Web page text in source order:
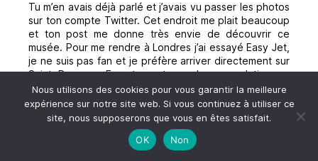
Tu m’en avais déjà parlé et j’avais vu passer les photos
sur ton compte Twitter. Cet endroit me plait beaucoup
et ton post me donne très envie de découvrir ce
musée. Pour me rendre à Londres j’ai essayé Easy Jet,
je ne suis pas fan et je préfère arriver directement sur
Saint Pancras. Eurostar est une bonne solution en
effet. Il y a aussi le bus mais le temps de trajet est
assez long mais le prix est assez intéressant.
Nous utilisons des cookies pour vous garantir la meilleure
expérience sur notre site web. Si vous continuez à utiliser ce
site, nous supposerons que vous en êtes satisfait.
OK
Non